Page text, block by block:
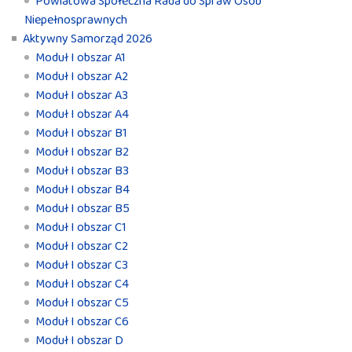
Niepełnosprawnych
Aktywny Samorząd 2026
Moduł I obszar A1
Moduł I obszar A2
Moduł I obszar A3
Moduł I obszar A4
Moduł I obszar B1
Moduł I obszar B2
Moduł I obszar B3
Moduł I obszar B4
Moduł I obszar B5
Moduł I obszar C1
Moduł I obszar C2
Moduł I obszar C3
Moduł I obszar C4
Moduł I obszar C5
Moduł I obszar C6
Moduł I obszar D